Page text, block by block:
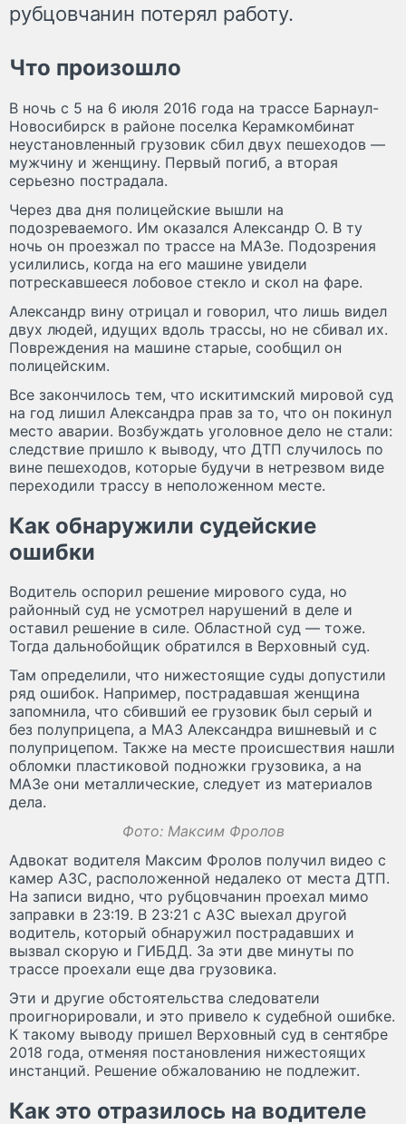
рубцовчанин потерял работу.
Что произошло
В ночь с 5 на 6 июля 2016 года на трассе Барнаул-
Новосибирск в районе поселка Керамкомбинат
неустановленный грузовик сбил двух пешеходов —
мужчину и женщину. Первый погиб, а вторая
серьезно пострадала.
Через два дня полицейские вышли на
подозреваемого. Им оказался Александр О. В ту
ночь он проезжал по трассе на МАЗе. Подозрения
усилились, когда на его машине увидели
потрескавшееся лобовое стекло и скол на фаре.
Александр вину отрицал и говорил, что лишь видел
двух людей, идущих вдоль трассы, но не сбивал их.
Повреждения на машине старые, сообщил он
полицейским.
Все закончилось тем, что искитимский мировой суд
на год лишил Александра прав за то, что он покинул
место аварии. Возбуждать уголовное дело не стали:
следствие пришло к выводу, что ДТП случилось по
вине пешеходов, которые будучи в нетрезвом виде
переходили трассу в неположенном месте.
Как обнаружили судейские
ошибки
Водитель оспорил решение мирового суда, но
районный суд не усмотрел нарушений в деле и
оставил решение в силе. Областной суд — тоже.
Тогда дальнобойщик обратился в Верховный суд.
Там определили, что нижестоящие суды допустили
ряд ошибок. Например, пострадавшая женщина
запомнила, что сбивший ее грузовик был серый и
без полуприцепа, а МАЗ Александра вишневый и с
полуприцепом. Также на месте происшествия нашли
обломки пластиковой подножки грузовика, а на
МАЗе они металлические, следует из материалов
дела.
Фото: Максим Фролов
Адвокат водителя Максим Фролов получил видео с
камер АЗС, расположенной недалеко от места ДТП.
На записи видно, что рубцовчанин проехал мимо
заправки в 23:19. В 23:21 с АЗС выехал другой
водитель, который обнаружил пострадавших и
вызвал скорую и ГИБДД. За эти две минуты по
трассе проехали еще два грузовика.
Эти и другие обстоятельства следователи
проигнорировали, и это привело к судебной ошибке.
К такому выводу пришел Верховный суд в сентябре
2018 года, отменяя постановления нижестоящих
инстанций. Решение обжалованию не подлежит.
Как это отразилось на водителе